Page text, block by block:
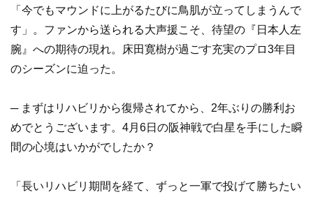
「今でもマウンドに上がるたびに鳥肌が立ってしまうんで
す」。ファンから送られる大声援こそ、待望の『日本人左
腕』への期待の現れ。床田寛樹が過ごす充実のプロ3年目
のシーズンに迫った。
─ まずはリハビリから復帰されてから、2年ぶりの勝利お
めでとうございます。4月6日の阪神戦で白星を手にした瞬
間の心境はいかがでしたか？
「長いリハビリ期間を経て、ずっと一軍で投げて勝ちたい